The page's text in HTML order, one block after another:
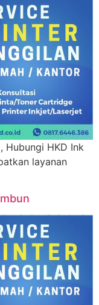
Hubungi HKD Ink
layanan